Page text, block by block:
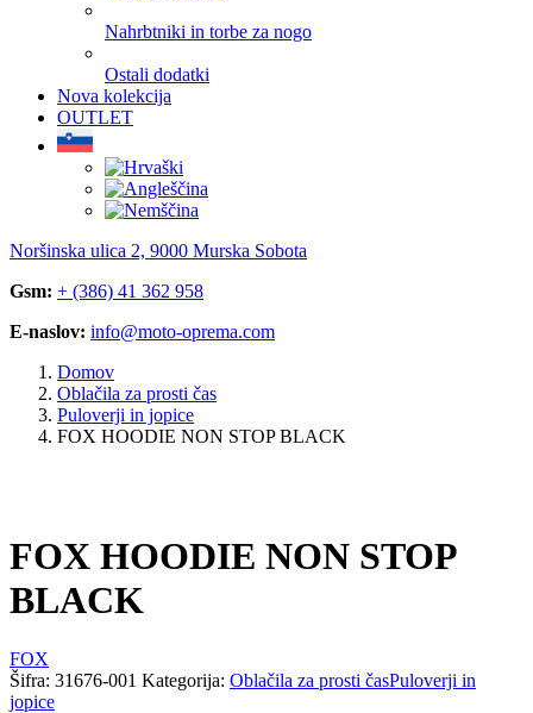
Nahrbtniki in torbe za nogo
Ostali dodatki
Nova kolekcija
OUTLET
Noršinska ulica 2, 9000 Murska Sobota
Gsm: + (386) 41 362 958
E-naslov: info@moto-oprema.com
Domov
Oblačila za prosti čas
Puloverji in jopice
FOX HOODIE NON STOP BLACK
FOX HOODIE NON STOP
BLACK
FOX
Šifra: 31676-001 Kategorija: Oblačila za prosti časPuloverji in
jopice